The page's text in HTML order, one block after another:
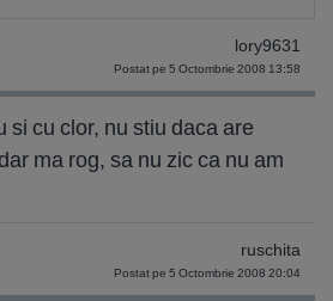
lory9631
Postat pe 5 Octombrie 2008 13:58
si cu clor, nu stiu daca are
ma rog, sa nu zic ca nu am
ruschita
Postat pe 5 Octombrie 2008 20:04